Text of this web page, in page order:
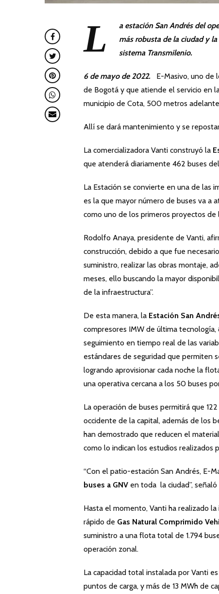
L
a estación San Andrés del
más robusta de la ciudad y
sistema Transmilenio.
6 de mayo de 2022.
E-Masivo, uno de
de Bogotá y que atiende el servicio en
municipio de Cota, 500 metros
Allí se dará mantenimiento y se
La comercializadora Vanti construyó la
que atenderá diariamente 462 buses
La Estación se convierte en una de las
es la que mayor número de buses va a
como uno de los primeros proyectos de
Rodolfo Anaya, presidente de Vanti,
construcción, debido a que fue
suministro, realizar las obras montaje,
meses, ello buscando la mayor
de la infraestructura”.
De esta manera, la Estación San
compresores IMW de última
seguimiento en tiempo real de las
estándares de seguridad que permiten
logrando aprovisionar cada noche la
una operativa cercana a los 50 buses
La operación de buses permitirá que
occidente de la capital, además de los
han demostrado que reducen el
como lo indican los estudios realizados
“Con el patio-estación San Andrés, E-
buses a GNV en toda la ciudad”,
Hasta el momento, Vanti ha realizado
rápido de Gas Natural Comprimido
suministro a una flota total de 1.794
operación zonal.
La capacidad total instalada por Vanti
puntos de carga, y más de 13 MWh de